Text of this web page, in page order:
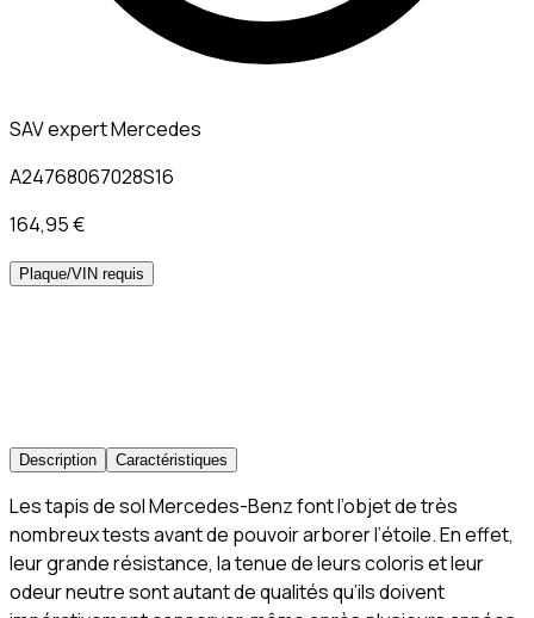
SAV expert Mercedes
A24768067028S16
164,95 €
Plaque/VIN requis
Description Caractéristiques
Les tapis de sol Mercedes-Benz font l’objet de très
nombreux tests avant de pouvoir arborer l’étoile. En effet,
leur grande résistance, la tenue de leurs coloris et leur
odeur neutre sont autant de qualités qu’ils doivent